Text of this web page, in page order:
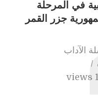
في المرحلة
جزر القمر
الآداب